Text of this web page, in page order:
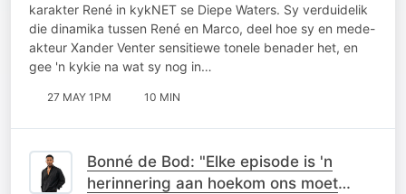
karakter René in kykNET se Diepe Waters. Sy verduidelik
die dinamika tussen René en Marco, deel hoe sy en mede-
akteur Xander Venter sensitiewe tonele benader het, en
gee 'n kykie na wat sy nog in…
27 MAY 1PM 10 MIN
Bonné de Bod: "Elke episode is 'n
herinnering aan hoekom ons moet